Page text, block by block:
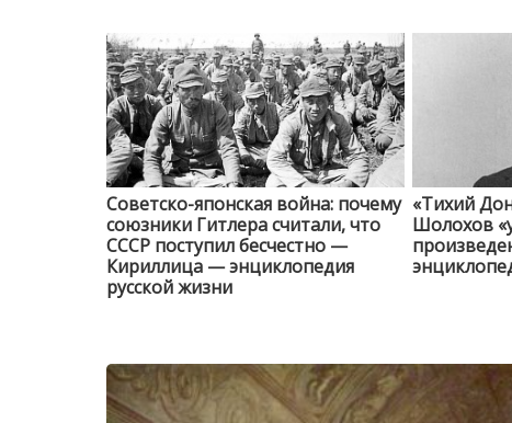
Советско-японская война: почему
союзники Гитлера считали, что
СССР поступил бесчестно —
Кириллица — энциклопедия
русской жизни
«Тихий
Шолохов